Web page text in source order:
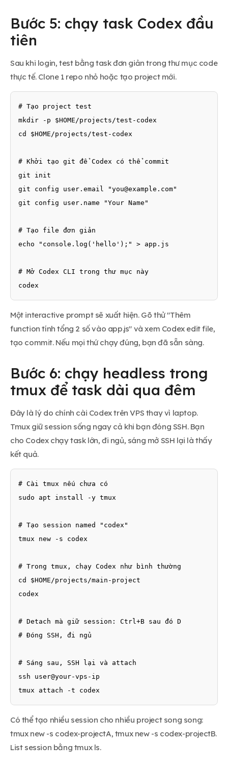
Bước 5: chạy task Codex đầu
tiên
Sau khi login, test bằng task đơn giản trong thư mục code
thực tế. Clone 1 repo nhỏ hoặc tạo project mới.
# Tạo project test
mkdir -p $HOME/projects/test-codex
cd $HOME/projects/test-codex
# Khởi tạo git để Codex có thể commit
git init
git config user.email "you@example.com"
git config user.name "Your Name"
# Tạo file đơn giản
echo "console.log('hello');" > app.js
# Mở Codex CLI trong thư mục này
codex
Một interactive prompt sẽ xuất hiện. Gõ thử "Thêm
function tính tổng 2 số vào app.js" và xem Codex edit file,
tạo commit. Nếu mọi thứ chạy đúng, bạn đã sẵn sàng.
Bước 6: chạy headless trong
tmux để task dài qua đêm
Đây là lý do chính cài Codex trên VPS thay vì laptop.
Tmux giữ session sống ngay cả khi bạn đóng SSH. Bạn
cho Codex chạy task lớn, đi ngủ, sáng mở SSH lại là thấy
kết quả.
# Cài tmux nếu chưa có
sudo apt install -y tmux
# Tạo session named "codex"
tmux new -s codex
# Trong tmux, chạy Codex như bình thường
cd $HOME/projects/main-project
codex
# Detach mà giữ session: Ctrl+B sau đó D
# Đóng SSH, đi ngủ
# Sáng sau, SSH lại và attach
ssh user@your-vps-ip
tmux attach -t codex
Có thể tạo nhiều session cho nhiều project song song:
tmux new -s codex-projectA, tmux new -s codex-projectB.
List session bằng tmux ls.